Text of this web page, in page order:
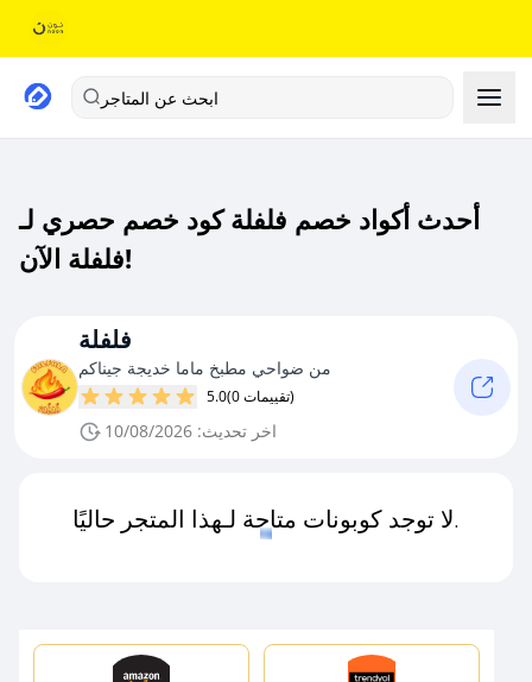
ابحث عن المتاجر
أحدث أكواد خصم فلفلة كود خصم حصري لـ
فلفلة الآن!
فلفلة
من ضواحي مطبخ ماما خديجة جيناكم
5.0 (0 تقييمات)
اخر تحديث: 10/08/2026
لا توجد كوبونات متاحة لـهذا المتجر حاليًا.